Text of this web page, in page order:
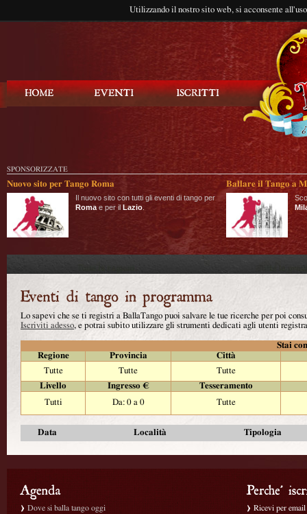
Utilizzando il nostro sito web, si acconsente
SPONSORIZZATE
Nuovo sito per Tango Roma
Il nuovo sito con tutti gli eventi di tango per
Roma e per il Lazio
Ballare il Tango a
Lo sapevi che se ti registri a BallaTango puoi salvare le tue ricerche per poi
Iscriviti adesso, e potrai subito utilizzare gli strumenti dedicati agli utenti
Stai
Regione
Provincia
Città
Tutte
Tutte
Tutte
Livello
Ingresso €
Tesseramento
Tutti
Da: 0 a 0 Tutte
Data Località Tipologia
Dove si balla tango oggi
Ricevi per